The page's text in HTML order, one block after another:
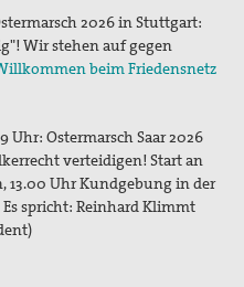
2026 in Stuttgart:
Wir stehen auf gegen
beim Friedensnetz
Uhr: Ostermarsch Saar 2026
verteidigen! Start an
13.00 Uhr Kundgebung in der
spricht: Reinhard Klimmt